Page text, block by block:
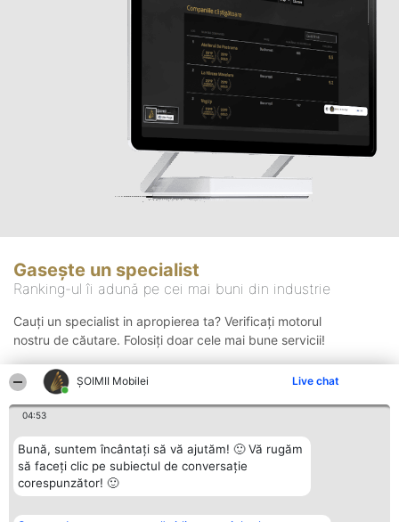
ȘOIMII Mobilei Live chat
04:53
Bună, suntem încântați să vă ajutăm! 🙂 Vă rugăm
să faceți clic pe subiectul de conversație
corespunzător! 🙂
Gasește un specialist
Ranking-ul îi adună pe cei mai buni din industrie
Cauți un specialist in apropierea ta? Verificați motorul
nostru de căutare. Folosiți doar cele mai bune servicii!